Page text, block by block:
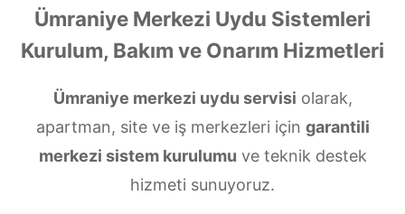
Ümraniye Merkezi Uydu Sistemleri
Kurulum, Bakım ve Onarım Hizmetleri
Ümraniye merkezi uydu servisi olarak,
apartman, site ve iş merkezleri için garantili
merkezi sistem kurulumu ve teknik destek
hizmeti sunuyoruz.